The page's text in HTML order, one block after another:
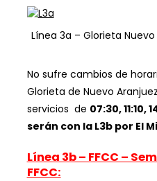
Línea 3a – Glorieta
No sufre cambios de
Glorieta de Nuevo
servicios de 07:30, 11:10,
serán con la L3b por El
Línea 3b – FFCC –
FFCC: